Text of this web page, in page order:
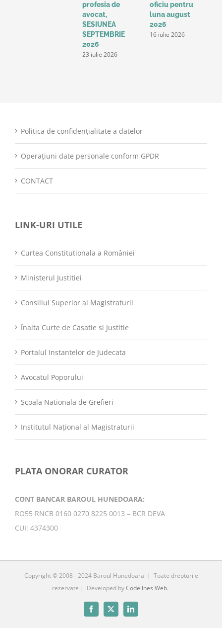
profesia de
avocat,
SESIUNEA
SEPTEMBRIE
2026
23 iulie 2026
oficiu pentru
luna august
2026
16 iulie 2026
Politica de confidențialitate a datelor
Operațiuni date personale conform GPDR
CONTACT
LINK-URI UTILE
Curtea Constitutionala a României
Ministerul Justitiei
Consiliul Superior al Magistraturii
Înalta Curte de Casatie si Justitie
Portalul Instantelor de Judecata
Avocatul Poporului
Scoala Nationala de Grefieri
Institutul Național al Magistraturii
PLATA ONORAR CURATOR
CONT BANCAR BAROUL HUNEDOARA:
RO55 RNCB 0160 0270 8225 0013 – BCR DEVA
CUI: 4374300
Copyright © 2008 - 2024 Baroul Hunedoara | Toate drepturile
rezervate | Developed byCodelines Web.
Facebook
X LinkedIn